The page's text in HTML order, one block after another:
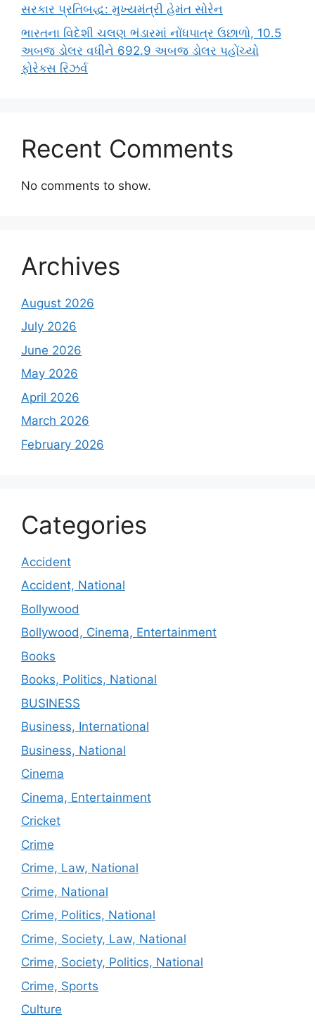
સરકાર પ્રતિબદ્ધ: મુખ્યમંત્રી હેમંત સોરેન
ભારતના વિદેશી ચલણ ભંડારમાં નોંધપાત્ર ઉછાળો, 10.5
અબજ ડોલર વધીને 692.9 અબજ ડોલર પહોંચ્યો
ફોરેક્સ રિઝર્વ
Recent Comments
No comments to show.
Archives
August 2026
July 2026
June 2026
May 2026
April 2026
March 2026
February 2026
Categories
Accident
Accident, National
Bollywood
Bollywood, Cinema, Entertainment
Books
Books, Politics, National
BUSINESS
Business, International
Business, National
Cinema
Cinema, Entertainment
Cricket
Crime
Crime, Law, National
Crime, National
Crime, Politics, National
Crime, Society, Law, National
Crime, Society, Politics, National
Crime, Sports
Culture